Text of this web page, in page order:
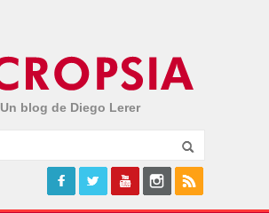
Un blog de Diego Lerer